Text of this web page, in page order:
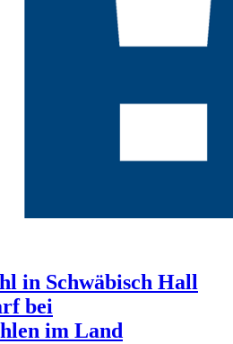
in Schwäbisch Hall
bei
im Land